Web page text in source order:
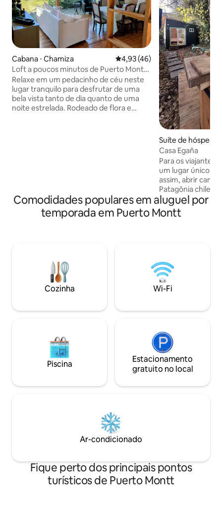
Cabana ⋅ Chamiza 4,93 de uma avaliação média
4,93 (46)
Loft a poucos minutos de Puerto Montt,
Carretera Austral
Relaxe em um pedacinho de céu neste
lugar tranquilo para desfrutar de uma
bela vista tanto de dia quanto de uma
noite estrelada. Rodeado de flora e
Andino, Lago Chapo, Correntoso, Caleta
La Arena.
Suíte de
ontt
Casa Egaña
Para os viajantes. Queremos apresentar
um lugar único
assim, abrir
Patagônia
cidade. Temos
centro de Puerto
comodidades
por árvores e
pode se
exterior, mesmo
cidade.
Comodidades populares em aluguel por
temporada em Puerto Montt
Cozinha Wi-Fi
Piscina
Estacionamento
gratuito no local
Ar-condicionado
Fique perto dos principais pontos
turísticos de Puerto Montt